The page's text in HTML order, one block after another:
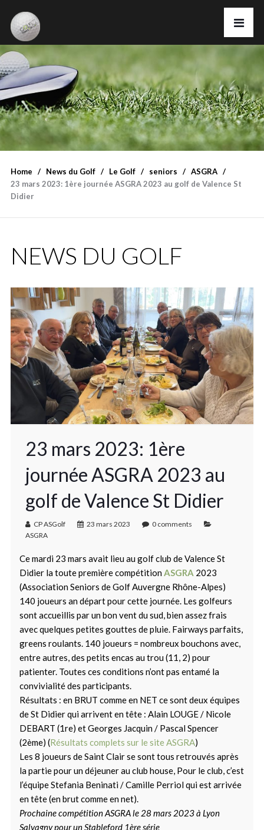
Home News du Golf Le Golf seniors
ASGRA
23 mars 2023: 1ère journée ASGRA 2023 au golf de Valence St
Didier
NEWS DU GOLF
23 mars 2023: 1ère
journée ASGRA 2023 au
golf de Valence St Didier
CP ASGolf 23 mars 2023
0 comments
ASGRA
Ce mardi 23 mars avait lieu au golf club de Valence St
Didier la toute première compétitionASGRA 2023
(Association Seniors de Golf Auvergne Rhône-Alpes)
140 joueurs an départ pour cette journée. Les golfeurs
sont accueillis par un bon vent du sud, bien assez frais
avec quelques petites gouttes de pluie. Fairways parfaits,
greens roulants. 140 joueurs = nombreux bouchons avec,
entre autres, des petits encas au trou (11, 2) pour
patienter. Toutes ces conditions n’ont pas entamé la
convivialité des participants.
Résultats : en BRUT comme en NET ce sont deux équipes
de St Didier qui arrivent en tête : Alain LOUGE / Nicole
DEBART (1re) et Georges Jacquin / Pascal Spencer
(2ème) (Résultats complets sur le site ASGRA)
Les 8 joueurs de Saint Clair se sont tous retrouvés après
la partie pour un déjeuner au club house, Pour le club, c’est
l’équipe Stefania Beninati / Camille Perriol qui est arrivée
en tête (en brut comme en net).
Prochaine compétition ASGRA le 28 mars 2023 à Lyon
Salvagny pour un Stableford 1ère série